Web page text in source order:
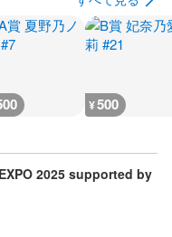
¥500
2025 supported by